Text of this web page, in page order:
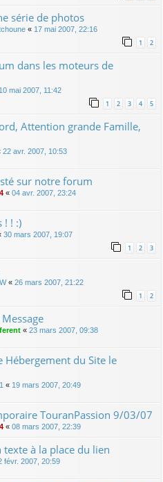
série de photos
« 17 mai 2007, 22:16
1 2
dans les moteurs de
10 mai 2007, 11:42
1 2 3 4 5
Attention grande Famille,
22 avr. 2007, 10:53
sur notre forum
« 04 avr. 2007, 23:24
! ! :)
30 mars 2007, 19:07
1 2 3
« 26 mars 2007, 21:22
1 2
« 23 mars 2007, 09:38
Hébergement du Site le
« 19 mars 2007, 20:49
TouranPassion 9/03/07
« 08 mars 2007, 22:39
à la place du lien
févr. 2007, 20:59